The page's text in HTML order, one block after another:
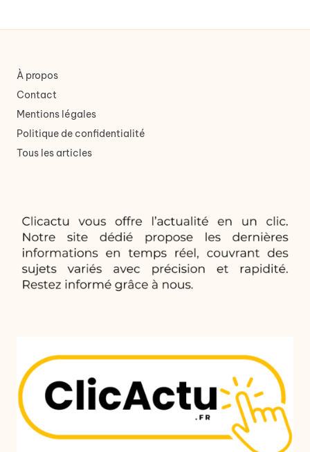
À propos
Contact
Mentions légales
Politique de confidentialité
Tous les articles